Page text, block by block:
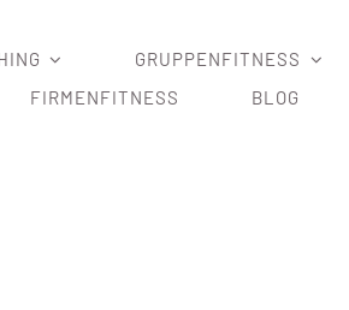
GRUPPENFITNESS
FIRMENFITNESS
BLOG